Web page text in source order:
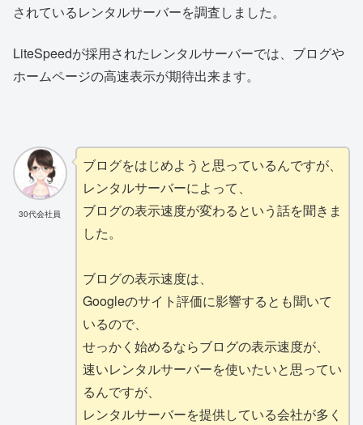
されているレンタルサーバーを調査しました。
LiteSpeedが採用されたレンタルサーバーでは、ブログや
ホームページの高速表示が期待出来ます。
30代会社員
ブログをはじめようと思っているんですが、
レンタルサーバーによって、
ブログの表示速度が変わるという話を聞きま
した。
ブログの表示速度は、
Googleのサイト評価に影響するとも聞いて
いるので、
せっかく始めるならブログの表示速度が、
速いレンタルサーバーを使いたいと思ってい
るんですが、
レンタルサーバーを提供している会社が多く